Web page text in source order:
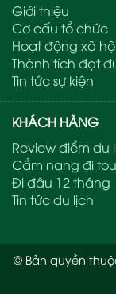
Giới thiệu
Cơ cấu tổ chức
Hoạt động xã
Thành tích đạt
Tin tức sự kiện
KHÁCH HÀNG
Review điểm du
Cẩm nang đi
Đi đâu 12 tháng
Tin tức du lịch
© Bản quyền